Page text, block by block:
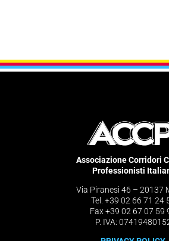
Associazione Corridori
Professionisti
Via Piranesi 46 – 20137
Tel. +39 02 66 71 24
Fax +39 02 67 07 59
P. IVA: